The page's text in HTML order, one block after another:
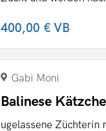
400,00 €VB
Gabi Moni
Balinese
ugelassene